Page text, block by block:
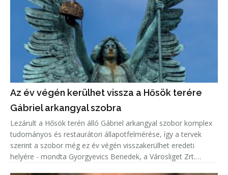
Az év végén kerülhet vissza a Hősök terére
Gábriel arkangyal szobra
Lezárult a Hősök terén álló Gábriel arkangyal szobor komplex
tudományos és restaurátori állapotfelmérése, így a tervek
szerint a szobor még ez év végén visszakerülhet eredeti
helyére - mondta Gyorgyevics Benedek, a Városliget Zrt.